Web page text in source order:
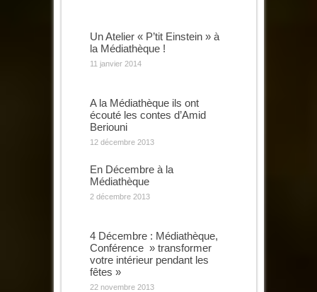
Un Atelier « P’tit Einstein » à
la Médiathèque !
11 janvier 2014
A la Médiathèque ils ont
écouté les contes d’Amid
Beriouni
12 décembre 2013
En Décembre à la
Médiathèque
2 décembre 2013
4 Décembre : Médiathèque,
Conférence » transformer
votre intérieur pendant les
fêtes »
22 novembre 2013